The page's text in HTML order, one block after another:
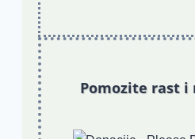
Pomozite rast i